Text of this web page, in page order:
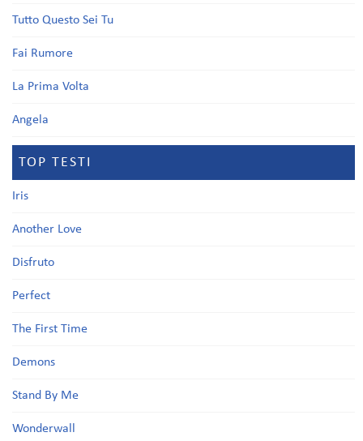
Tutto Questo Sei Tu
Fai Rumore
La Prima Volta
Angela
TOP TESTI
Iris
Another Love
Disfruto
Perfect
The First Time
Demons
Stand By Me
Wonderwall